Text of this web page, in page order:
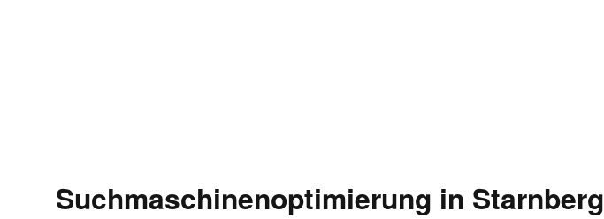
Suchmaschinenoptimierung in Starnberg